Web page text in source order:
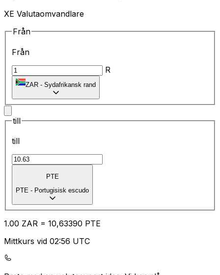
XE Valutaomvandlare
Från
Från
R
ZAR - Sydafrikansk rand
till
till
PTE
PTE - Portugisisk escudo
1.00 ZAR = 10,63390 PTE
Mittkurs vid 02:56 UTC